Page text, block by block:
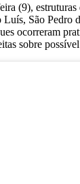
(9),
Luís, São Pedro
ocorreram
sobre